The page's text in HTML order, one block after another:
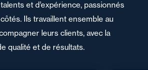
et d’expérience, passionnés
Ils travaillent ensemble au
leurs clients, avec la
qualité et de résultats.